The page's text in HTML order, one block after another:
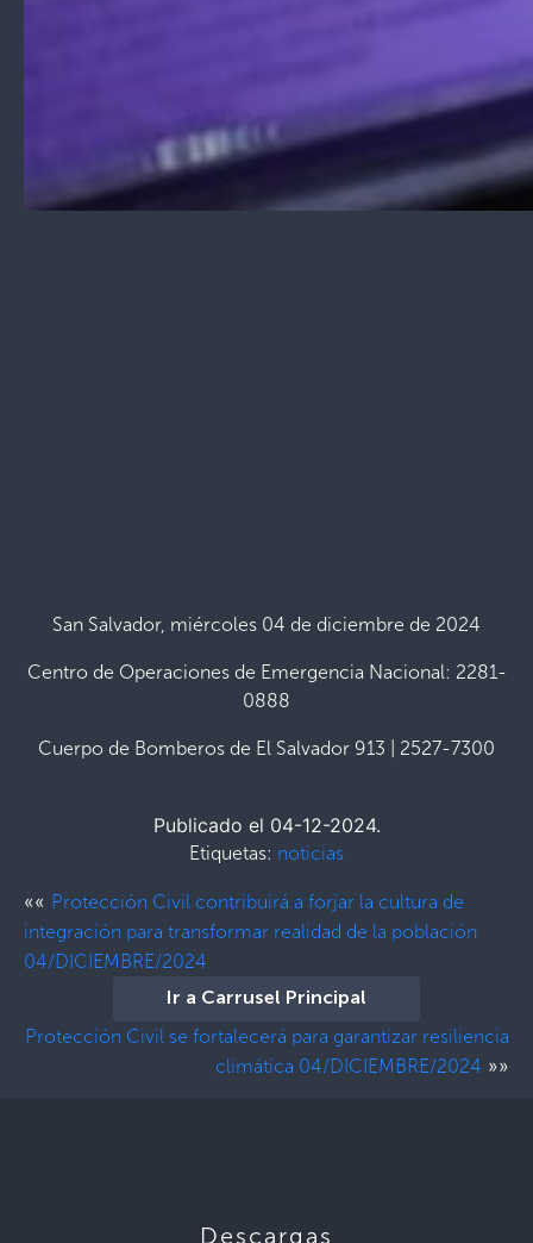
San Salvador, miércoles 04 de diciembre de 2024
Centro de Operaciones de Emergencia Nacional: 2281-
0888
Cuerpo de Bomberos de El Salvador 913 | 2527-7300
Publicado el 04-12-2024.
Etiquetas: noticias
«« Protección Civil contribuirá a forjar la cultura de
integración para transformar realidad de la población
04/DICIEMBRE/2024
Ir a Carrusel Principal
Protección Civil se fortalecerá para garantizar resiliencia
climática 04/DICIEMBRE/2024 »»
Descargas